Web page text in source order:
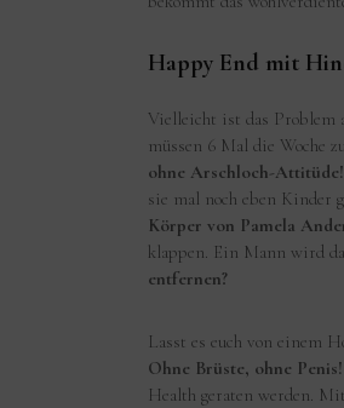
Happy End mit
Vielleicht ist das Problem
müssen 6 Mal die Woche
ohne Arschloch-Attitüde!
sie mal noch eben Kinder
Körper von Pamela
klappen. Ein Mann wird
entfernen?
Lasst es euch von einem
Ohne Brüste, ohne Penis!
Health geraten werden.